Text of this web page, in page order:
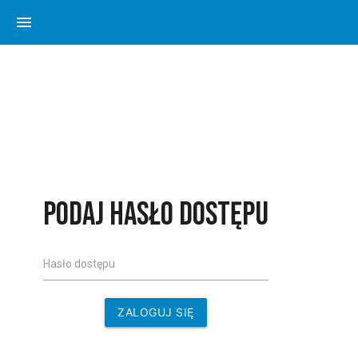
menu
Podaj hasło dostępu
Hasło dostępu
ZALOGUJ SIĘ